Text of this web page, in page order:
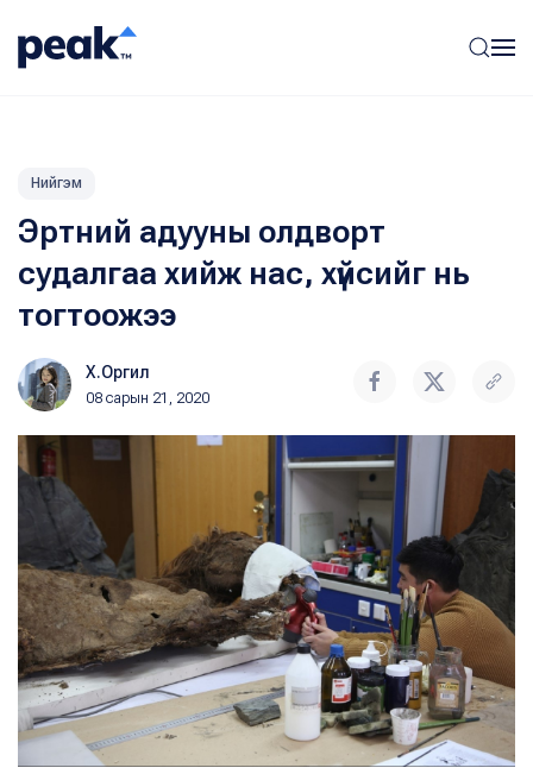
Нийгэм
Эртний адууны олдворт
судалгаа хийж нас, хүйсийг нь
тогтоожээ
Х.Оргил
08 сарын 21, 2020